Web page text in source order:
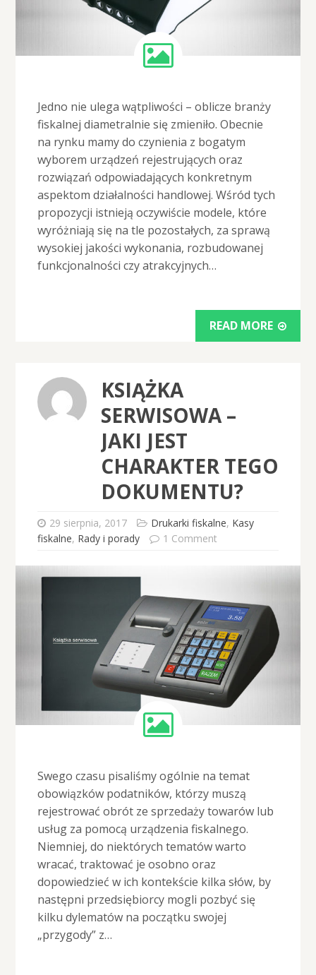
Jedno nie ulega wątpliwości – oblicze branży
fiskalnej diametralnie się zmieniło. Obecnie
na rynku mamy do czynienia z bogatym
wyborem urządzeń rejestrujących oraz
rozwiązań odpowiadających konkretnym
aspektom działalności handlowej. Wśród tych
propozycji istnieją oczywiście modele, które
wyróżniają się na tle pozostałych, za sprawą
wysokiej jakości wykonania, rozbudowanej
funkcjonalności czy atrakcyjnych…
READ MORE
KSIĄŻKA
SERWISOWA –
JAKI JEST
CHARAKTER TEGO
DOKUMENTU?
29 sierpnia, 2017 Drukarki fiskalne, Kasy
fiskalne, Rady i porady 1 Comment
Swego czasu pisaliśmy ogólnie na temat
obowiązków podatników, którzy muszą
rejestrować obrót ze sprzedaży towarów lub
usług za pomocą urządzenia fiskalnego.
Niemniej, do niektórych tematów warto
wracać, traktować je osobno oraz
dopowiedzieć w ich kontekście kilka słów, by
następni przedsiębiorcy mogli pozbyć się
kilku dylematów na początku swojej
„przygody” z…